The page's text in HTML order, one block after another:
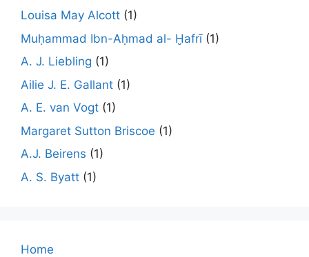
Louisa May Alcott (1)
Muḥammad Ibn-Aḥmad al- Ḫafrī(1)
A. J. Liebling (1)
Ailie J. E. Gallant (1)
A. E. van Vogt (1)
Margaret Sutton Briscoe (1)
A.J. Beirens (1)
A. S. Byatt (1)
Home